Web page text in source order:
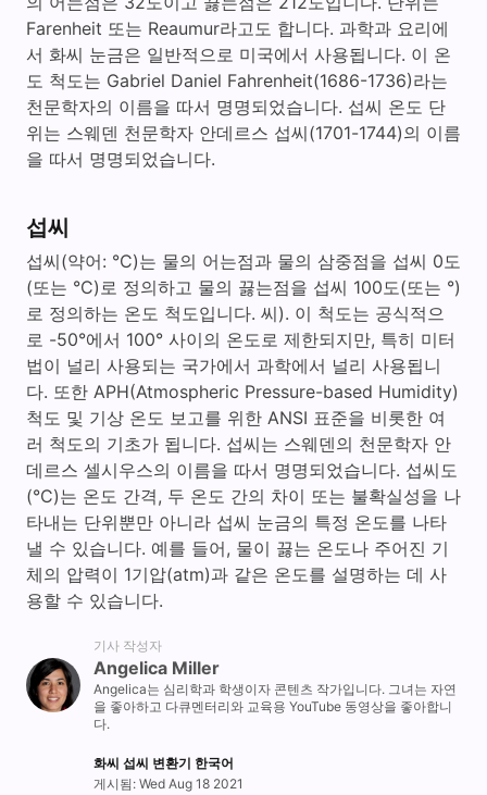
Farenheit 또는 Reaumur라고도 합니다. 과학과 요리에
서 화씨 눈금은 일반적으로 미국에서 사용됩니다. 이 온
도 척도는 Gabriel Daniel Fahrenheit(1686-1736)라는
천문학자의 이름을 따서 명명되었습니다. 섭씨 온도 단
위는 스웨덴 천문학자 안데르스 섭씨(1701-1744)의 이름
을 따서 명명되었습니다.
섭씨
섭씨(약어: °C)는 물의 어는점과 물의 삼중점을 섭씨 0도
(또는 °C)로 정의하고 물의 끓는점을 섭씨 100도(또는 °)
로 정의하는 온도 척도입니다. 씨). 이 척도는 공식적으
로 -50°에서 100° 사이의 온도로 제한되지만, 특히 미터
법이 널리 사용되는 국가에서 과학에서 널리 사용됩니
다. 또한 APH(Atmospheric Pressure-based Humidity)
척도 및 기상 온도 보고를 위한 ANSI 표준을 비롯한 여
러 척도의 기초가 됩니다. 섭씨는 스웨덴의 천문학자 안
데르스 셀시우스의 이름을 따서 명명되었습니다. 섭씨도
(°C)는 온도 간격, 두 온도 간의 차이 또는 불확실성을 나
타내는 단위뿐만 아니라 섭씨 눈금의 특정 온도를 나타
낼 수 있습니다. 예를 들어, 물이 끓는 온도나 주어진 기
체의 압력이 1기압(atm)과 같은 온도를 설명하는 데 사
용할 수 있습니다.
기사 작성자
Angelica Miller
Angelica는 심리학과 학생이자 콘텐츠 작가입니다. 그녀는 자연
을 좋아하고 다큐멘터리와 교육용 YouTube 동영상을 좋아합니
다.
화씨 섭씨 변환기 한국어
게시됨: Wed Aug 18 2021